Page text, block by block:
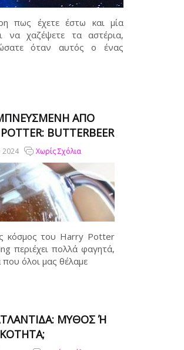
πως έχετε έστω και μία
να χαζέψετε τα αστέρια,
όταν αυτός ο ένας
ΑΠΌ
BUTTERBEER
2024 Χωρίς Σχόλια
κόσμος του Harry Potter
περιέχει πολλά φαγητά,
όλοι μας θέλαμε
ΜΎΘΟΣ Ή Π